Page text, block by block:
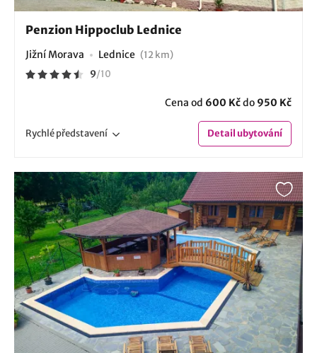
Penzion Hippoclub Lednice
Jižní Morava Lednice (12 km)
9/10
Cena od 600 Kčdo 950 Kč
Rychlépředstavení Detailubytování